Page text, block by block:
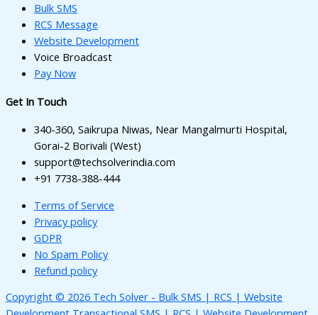
Bulk SMS
RCS Message
Website Development
Voice Broadcast
Pay Now
Get In Touch
340-360, Saikrupa Niwas, Near Mangalmurti Hospital,
Gorai-2 Borivali (West)
support@techsolverindia.com
+91 7738-388-444
Terms of Service
Privacy policy
GDPR
No Spam Policy
Refund policy
Copyright © 2026 Tech Solver - Bulk SMS | RCS | Website